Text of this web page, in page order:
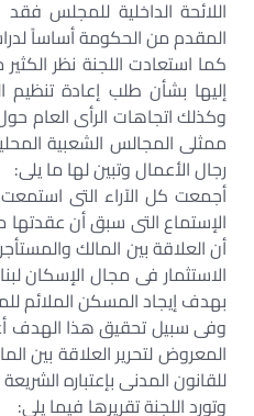
اللائحة الداخلية للمجلس
المقدم من الحكومة أساساً
كما استعادت اللجنة نظر
إليها بشأن طلب إعادة تنظيم
وكذلك اتجاهات الرأى العام
ممثلى المجالس الشعبية
رجال الأعمال وتبين لها ما يلى:
أجمعت كل الآراء التى
الإستماع التى سبق أن عقدتها
أن العلاقة بين المالك
الاستثمار فى مجال الإسكان
بهدف إيجاد المسكن الملائم
وفى سبيل تحقيق هذا الهدف
المعروض لتحرير العلاقة بين
للقانون المدنى بإعتباره الشريعة
وتورد اللجنة تقريرها فيما يلى: